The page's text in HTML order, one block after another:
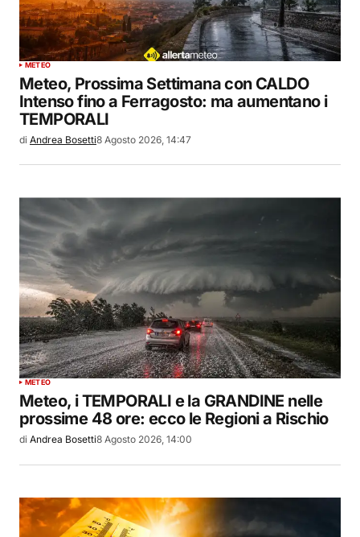
METEO
Meteo, Prossima Settimana con CALDO
Intenso fino a Ferragosto: ma aumentano i
TEMPORALI
di Andrea Bosetti8 Agosto 2026, 14:47
METEO
Meteo, i TEMPORALI e la GRANDINE nelle
prossime 48 ore: ecco le Regioni a Rischio
di Andrea Bosetti8 Agosto 2026, 14:00